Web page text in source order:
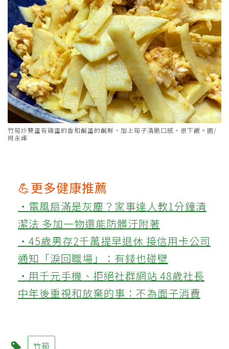
竹筍炒雙蛋有雞蛋的香和鹹蛋的鹹鮮，加上筍子清脆口感，很下飯。圖/
柯永輝
💪更多健康推薦
‧電風扇滿是灰塵？家事達人教1分鐘清
潔法 多加一物還能防髒汙附著
‧45歲男存2千萬提早退休 接信用卡公司
通知「淚回職場」：有錢也碰壁
‧用千元手機、拒絕社群網站 48歲社長
中年後重視和放棄的事：不為面子消費
竹筍